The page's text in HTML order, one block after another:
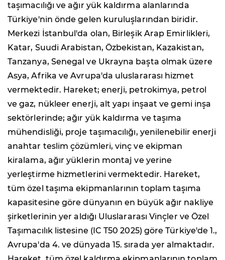
taşımacılığı ve ağır yük kaldırma alanlarında
Türkiye'nin önde gelen kuruluşlarından biridir.
Merkezi İstanbul'da olan, Birleşik Arap Emirlikleri,
Katar, Suudi Arabistan, Özbekistan, Kazakistan,
Tanzanya, Senegal ve Ukrayna başta olmak üzere
Asya, Afrika ve Avrupa'da uluslararası hizmet
vermektedir. Hareket; enerji, petrokimya, petrol
ve gaz, nükleer enerji, alt yapı inşaat ve gemi inşa
sektörlerinde; ağır yük kaldırma ve taşıma
mühendisliği, proje taşımacılığı, yenilenebilir enerji
anahtar teslim çözümleri, vinç ve ekipman
kiralama, ağır yüklerin montaj ve yerine
yerleştirme hizmetlerini vermektedir. Hareket,
tüm özel taşıma ekipmanlarının toplam taşıma
kapasitesine göre dünyanın en büyük ağır nakliye
şirketlerinin yer aldığı Uluslararası Vinçler ve Özel
Taşımacılık listesine (IC T50 2025) göre Türkiye'de 1.,
Avrupa'da 4. ve dünyada 15. sırada yer almaktadır.